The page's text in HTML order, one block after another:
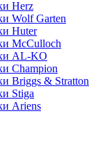
Herz
Wolf Garten
Huter
McCulloch
AL-KO
Champion
Briggs & Stratton
Stiga
Ariens